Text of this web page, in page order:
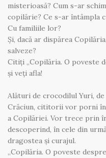
misterioasă? Cum s-ar
copilărie? Ce s-ar întâmpla
Cu familiile lor?
Și, dacă ar dispărea
salveze?
Citiți „Copilăria. O poveste
și veți afla!
Alături de crocodilul Yuri,
Crăciun, cititorii vor porni
a Copilăriei. Vor trece prin
descoperind, în cele din
dragostea și curajul.
„Copilăria. O poveste